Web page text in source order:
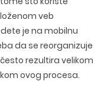
veb
je na mobilnu
da se reorganizuje
rezultira velikom
ovog procesa.